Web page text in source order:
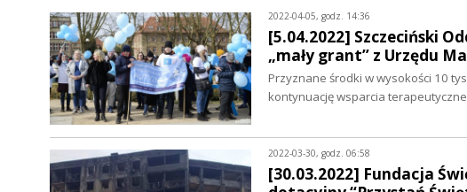
2022-04-05, godz. 14:36
[5.04.2022] Szczeciński
„mały grant” z Urzędu
Przyznane środki w wysokości 10
kontynuację wsparcia
2022-03-30, godz. 06:58
[30.03.2022] Fundacja